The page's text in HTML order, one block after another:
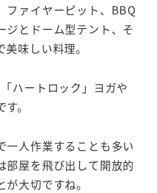
ファイヤーピット、BBQ
ジとドーム型テント、そ
味しい料理。
ハートロック」ヨガや
。
一人作業することも多い
部屋を飛び出して開放的
大切ですね。